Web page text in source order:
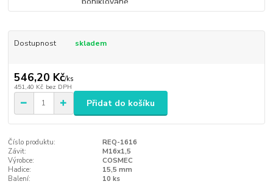
Dostupnost skladem
546,20 Kč/ks
451,40 Kč bez DPH
Přidat do košíku
Číslo produktu:
REQ-1616
Závit:
M16x1,5
Výrobce:
COSMEC
Hadice:
15,5 mm
Balení:
10 ks